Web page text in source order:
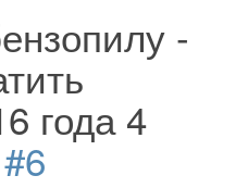
-
года 4
#6